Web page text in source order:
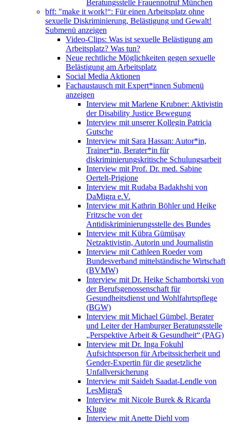
Beratungsstelle Frauennotruf München
bff: "make it work!“: Für einen Arbeitsplatz ohne
sexuelle Diskriminierung, Belästigung und Gewalt!
Submenü anzeigen
Video-Clips: Was ist sexuelle Belästigung am
Arbeitsplatz? Was tun?
Neue rechtliche Möglichkeiten gegen sexuelle
Belästigung am Arbeitsplatz
Social Media Aktionen
Fachaustausch mit Expert*innen Submenü
anzeigen
Interview mit Marlene Krubner: Aktivistin
der Disability Justice Bewegung
Interview mit unserer Kollegin Patricia
Gutsche
Interview mit Sara Hassan: Autor*in,
Trainer*in, Berater*in für
diskriminierungskritische Schulungsarbeit
Interview mit Prof. Dr. med. Sabine
Oertelt-Prigione
Interview mit Rudaba Badakhshi von
DaMigra e.V.
Interview mit Kathrin Böhler und Heike
Fritzsche von der
Antidiskriminierungsstelle des Bundes
Interview mit Kübra Gümüşay
Netzaktivistin, Autorin und Journalistin
Interview mit Cathleen Roeder vom
Bundesverband mittelständische Wirtschaft
(BVMW)
Interview mit Dr. Heike Schambortski von
der Berufsgenossenschaft für
Gesundheitsdienst und Wohlfahrtspflege
(BGW)
Interview mit Michael Gümbel, Berater
und Leiter der Hamburger Beratungsstelle
„Perspektive Arbeit & Gesundheit“ (PAG)
Interview mit Dr. Inga Fokuhl
Aufsichtsperson für Arbeitssicherheit und
Gender-Expertin für die gesetzliche
Unfallversicherung
Interview mit Saideh Saadat-Lendle von
LesMigraS
Interview mit Nicole Burek & Ricarda
Kluge
Interview mit Anette Diehl vom